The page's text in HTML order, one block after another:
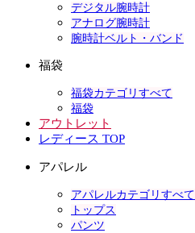
デジタル腕時計
アナログ腕時計
腕時計ベルト・バンド
福袋
福袋カテゴリすべて
福袋
アウトレット
レディース TOP
アパレル
アパレルカテゴリすべて
トップス
パンツ